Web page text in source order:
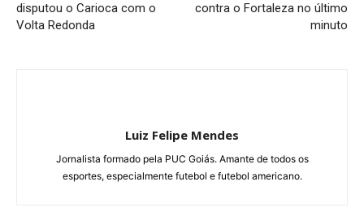
disputou o Carioca com o
Volta Redonda
contra o Fortaleza no último
minuto
Luiz Felipe Mendes
Jornalista formado pela PUC Goiás. Amante de todos os
esportes, especialmente futebol e futebol americano.